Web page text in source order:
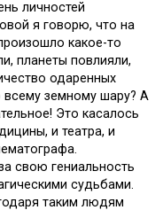
личностей
я говорю, что на
какое-то
планеты повлияли,
одаренных
земному шару? А
Это касалось
и театра, и
свою гениальность
судьбами.
таким людям